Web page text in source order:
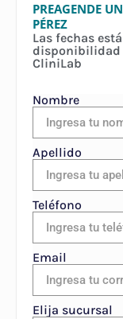
PREAGENDE
PÉREZ
Las fechas
disponibilidad
CliniLab
Nombre
Apellido
Teléfono
Email
Elija sucursal